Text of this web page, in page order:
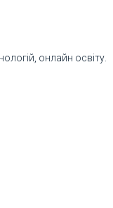
онлайн освіту.